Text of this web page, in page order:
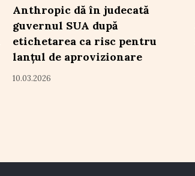
Anthropic dă în judecată
guvernul SUA după
etichetarea ca risc pentru
lanțul de aprovizionare
10.03.2026